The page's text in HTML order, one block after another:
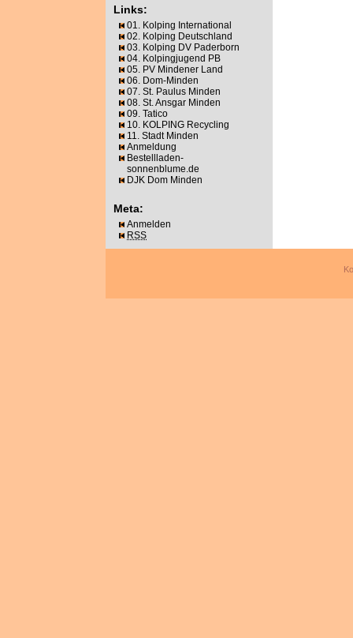
Links:
01. Kolping International
02. Kolping Deutschland
03. Kolping DV Paderborn
04. Kolpingjugend PB
05. PV Mindener Land
06. Dom-Minden
07. St. Paulus Minden
08. St. Ansgar Minden
09. Tatico
10. KOLPING Recycling
11. Stadt Minden
Anmeldung
Bestellladen-
sonnenblume.de
DJK Dom Minden
Meta:
Anmelden
RSS